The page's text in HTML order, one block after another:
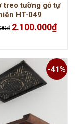
treo tường gỗ tự
HT-049
₫ Giá
gốc
2.100.000₫Giá
hiện
-41%